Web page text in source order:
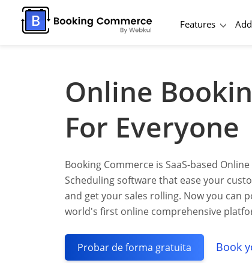
Features
Online
For Everyone
Booking Commerce is SaaS-based
Scheduling software that ease your
and get your sales rolling. Now you can
world's first online comprehensive
Probar de forma gratuita Book